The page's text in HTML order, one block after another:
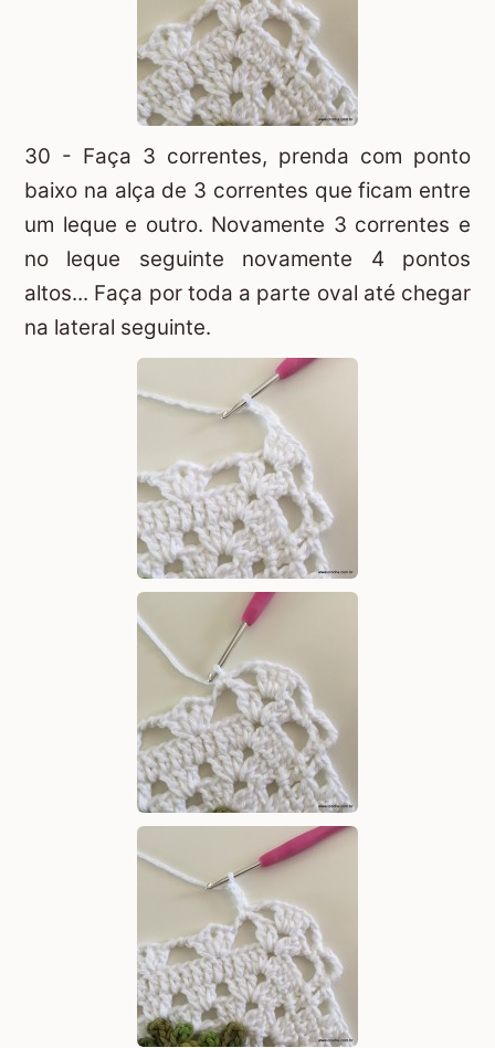
30 - Faça 3 correntes, prenda com ponto
baixo na alça de 3 correntes que ficam entre
um leque e outro. Novamente 3 correntes e
no leque seguinte novamente 4 pontos
altos... Faça por toda a parte oval até chegar
na lateral seguinte.